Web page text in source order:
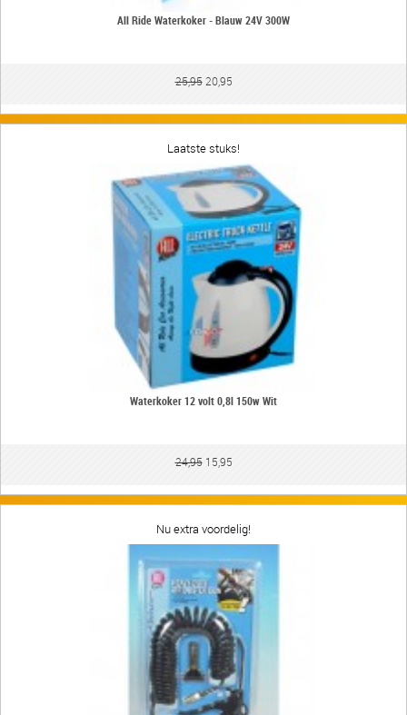
All Ride Waterkoker - Blauw 24V 300W
25,9520,95
Laatste stuks!
Waterkoker 12 volt 0,8l 150w Wit
24,9515,95
Nu extra voordelig!